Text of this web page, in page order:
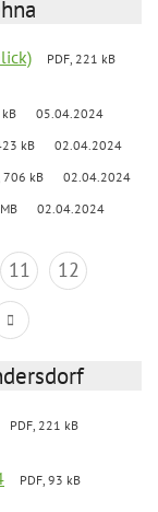
PDF, 221 kB
05.04.2024
kB 02.04.2024
706 kB 02.04.2024
02.04.2024
11
12
PDF, 221 kB
PDF, 93 kB